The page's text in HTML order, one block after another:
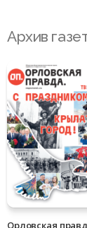
Архив
Орловская